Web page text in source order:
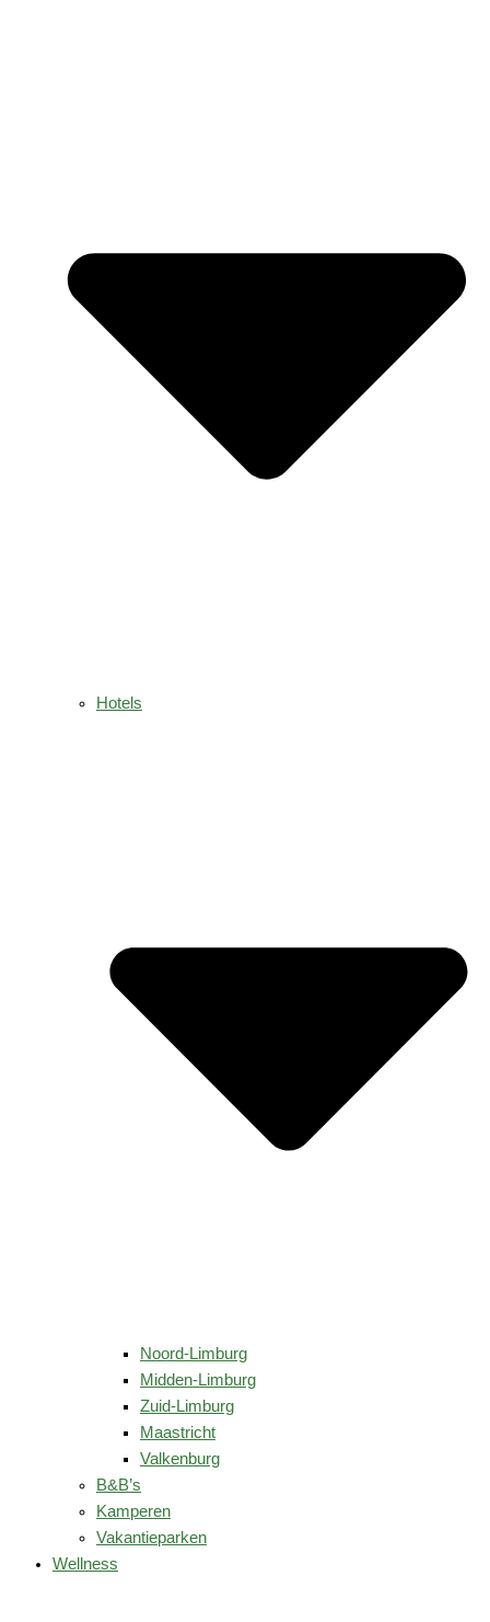
Hotels
Noord-Limburg
Midden-Limburg
Zuid-Limburg
Maastricht
Valkenburg
B&B’s
Kamperen
Vakantieparken
Wellness